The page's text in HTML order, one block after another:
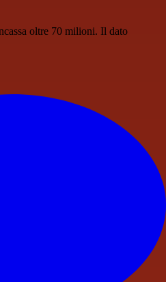
oltre 70 milioni. Il dato